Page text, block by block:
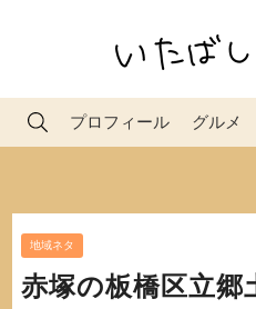
プロフィール グルメ
地域ネタ
赤塚の板橋区立郷